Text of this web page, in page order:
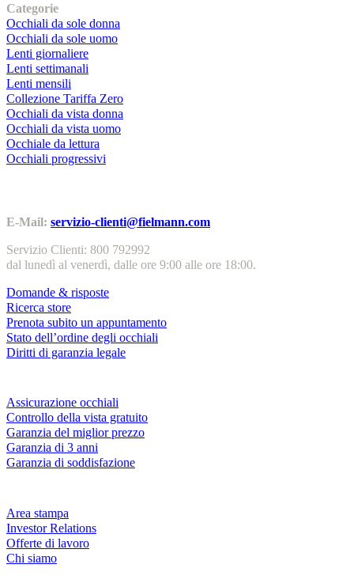
Categorie
Occhiali da sole donna
Occhiali da sole uomo
Lenti giornaliere
Lenti settimanali
Lenti mensili
Collezione Tariffa Zero
Occhiali da vista donna
Occhiali da vista uomo
Occhiale da lettura
Occhiali progressivi
E-Mail: servizio-clienti@fielmann.com
Servizio Clienti: 800 792992
dal lunedì al venerdì, dalle ore 9:00 alle ore 18:00.
Domande & risposte
Ricerca store
Prenota subito un appuntamento
Stato dell’ordine degli occhiali
Diritti di garanzia legale
Assicurazione occhiali
Controllo della vista gratuito
Garanzia del miglior prezzo
Garanzia di 3 anni
Garanzia di soddisfazione
Area stampa
Investor Relations
Offerte di lavoro
Chi siamo